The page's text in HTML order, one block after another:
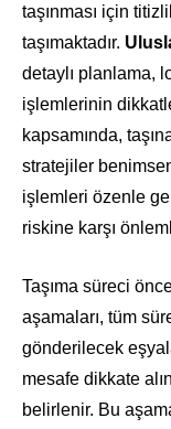
taşınması için
taşımaktadır.
detaylı planlama,
işlemlerinin
kapsamında,
stratejiler
işlemleri özenle
riskine karşı
Taşıma süreci
aşamaları, tüm
gönderilecek
mesafe dikkate
belirlenir. Bu